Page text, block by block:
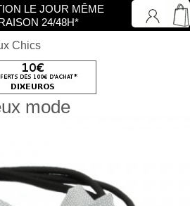
Chics
mode
LE JOUR MÊME
24/48H*